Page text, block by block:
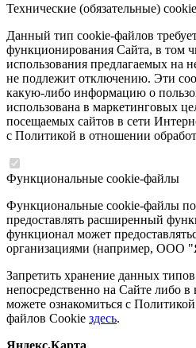
Технические (обязательные)
Данный тип cookie-файлов
функционирования Сайта, в том
использования предлагаемых на
не подлежит отключению. Эти
какую-либо информацию о
использована в маркетинговых
посещаемых сайтов в сети
с Политикой в отношении
Функциональные cookie-файлы
Функциональные cookie-файлы
предоставлять расширенный
функционал может
организациями (например, ООО
Запретить хранение данных
непосредственно на Сайте либо в
можете ознакомиться с
файлов Cookie здесь.
Яндекс.Карта